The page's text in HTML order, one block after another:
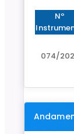
Nº
074/